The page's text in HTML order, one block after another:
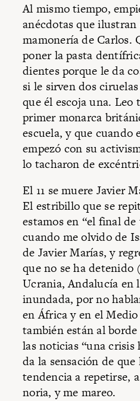
Al mismo tiempo,
anécdotas que
mamonería de Carlos.
poner la pasta
dientes porque le da
si le sirven dos
que él escoja una. Leo
primer monarca
escuela, y que cuando
empezó con su
lo tacharon de
El 11 se muere Javier
El estribillo que se
estamos en “el final
cuando me olvido de
de Javier Marías, y
que no se ha detenido
Ucrania, Andalucía en
inundada, por no
en África y en el
también están al
las noticias “una
da la sensación de
tendencia a repetirse,
noria, y me mareo.